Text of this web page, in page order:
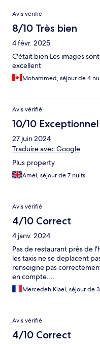
Avis
Avis vérifié
8/10 Très bien
4 févr. 2025
C'était bien Les images
excellent
Mohammed, séjour de 4
Avis vérifié
10/10 Exceptionnel
27 juin 2024
Traduire avec Google
Plus property
Amel, séjour de 7 nuits
Avis vérifié
4/10 Correct
4 janv. 2024
Pas de restaurant près de
les taxis ne se deplacent
renseigne pas
en compte....
Mercedeh Kiaei, séjour de
Avis vérifié
4/10 Correct